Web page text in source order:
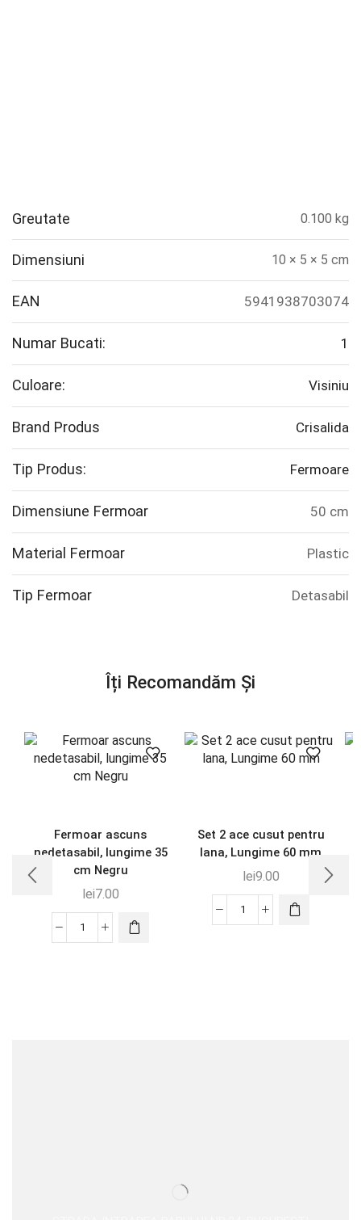
Greutate 0.100 kg
Dimensiuni 10 × 5 × 5 cm
EAN 5941938703074
Numar Bucati: 1
Culoare: Visiniu
Brand Produs Crisalida
Tip Produs: Fermoare
Dimensiune Fermoar 50 cm
Material Fermoar Plastic
Tip Fermoar Detasabil
Îți Recomandăm Și
Fermoar ascuns
nedetasabil, lungime 35
cm Negru
lei7.00
Set 2 ace cusut pentru
lana, Lungime 60 mm
lei9.00